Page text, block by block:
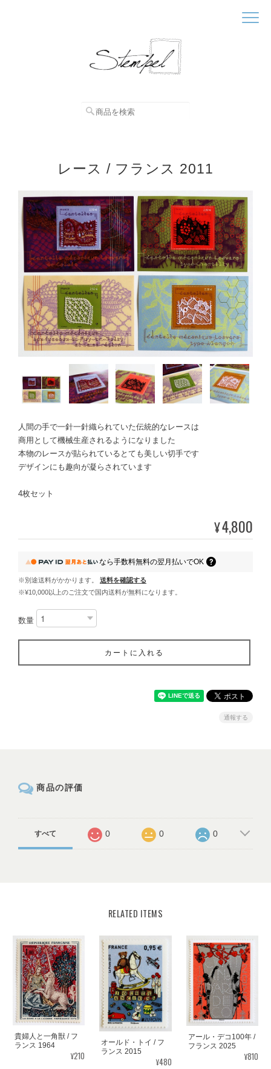
レース / フランス 2011
人間の手で一針一針織られていた伝統的なレースは
商用として機械生産されるようになりました
本物のレースが貼られているとても美しい切手です
デザインにも趣向が凝らされています
4枚セット
¥4,800
なら手数料無料の翌月払いでOK
※別途送料がかかります。
送料を確認する
※¥10,000以上のご注文で国内送料が無料になります。
数量
カートに入れる
通報する
商品の評価
すべて 0 0 0
RELATED ITEMS
貴婦人と一角獣 / フ
ランス 1964
¥210
オールド・トイ / フ
ランス 2015
¥480
アール・デコ100年 /
フランス 2025
¥810